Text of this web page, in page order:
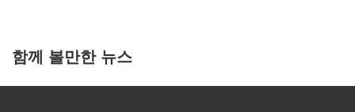
함께 볼만한 뉴스